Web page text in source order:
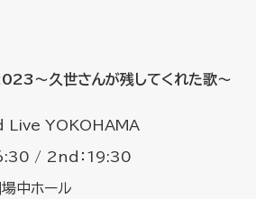
2023～久世さんが残してくれた歌～
Live YOKOHAMA
/ 2nd：19:30
場中ホール